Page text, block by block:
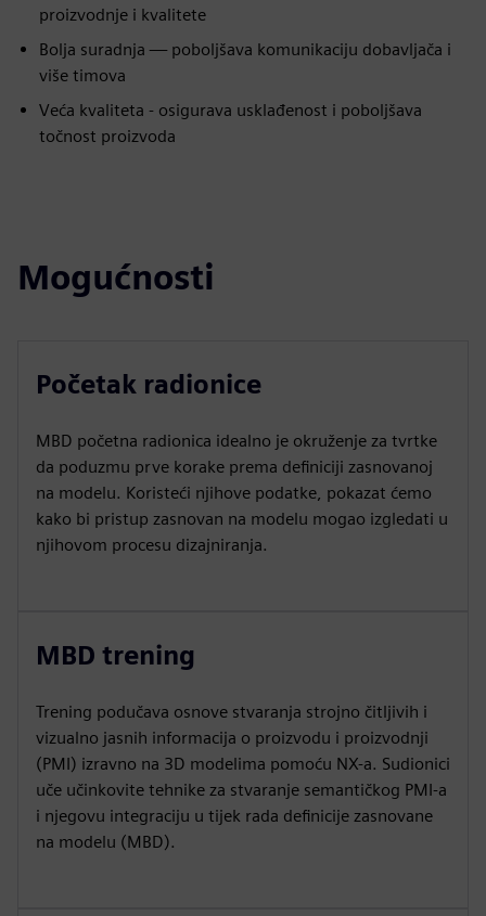
proizvodnje i kvalitete
Bolja suradnja — poboljšava komunikaciju dobavljača i
više timova
Veća kvaliteta - osigurava usklađenost i poboljšava
točnost proizvoda
Mogućnosti
Početak radionice
MBD početna radionica idealno je okruženje za tvrtke
da poduzmu prve korake prema definiciji zasnovanoj
na modelu. Koristeći njihove podatke, pokazat ćemo
kako bi pristup zasnovan na modelu mogao izgledati u
njihovom procesu dizajniranja.
MBD trening
Trening podučava osnove stvaranja strojno čitljivih i
vizualno jasnih informacija o proizvodu i proizvodnji
(PMI) izravno na 3D modelima pomoću NX-a. Sudionici
uče učinkovite tehnike za stvaranje semantičkog PMI-a
i njegovu integraciju u tijek rada definicije zasnovane
na modelu (MBD).